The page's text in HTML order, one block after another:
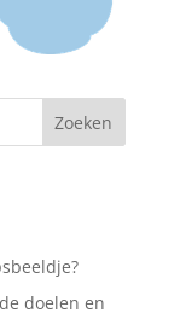
doelen en